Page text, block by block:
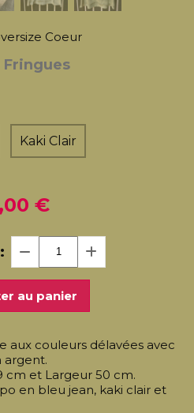
Coeur
Fringues
Kaki Clair
€
au panier
aux couleurs délavées avec
cm et Largeur 50 cm.
en bleu jean, kaki clair et